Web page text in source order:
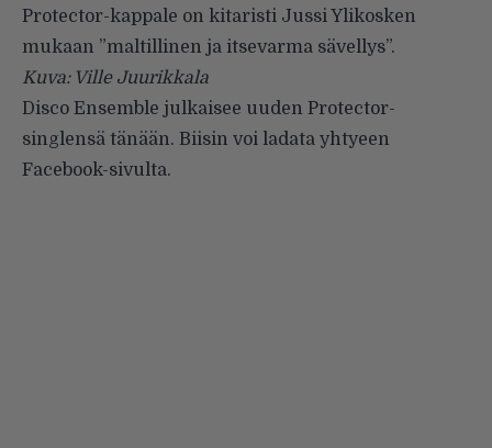
Protector-kappale on kitaristi Jussi Ylikosken
mukaan ”maltillinen ja itsevarma sävellys”.
Kuva: Ville Juurikkala
Disco Ensemble julkaisee uuden Protector-
singlensä tänään. Biisin voi ladata yhtyeen
Facebook-sivulta.